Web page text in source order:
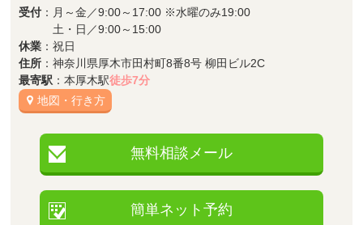
受付 ：月～金／9:00～17:00 ※水曜のみ19:00
土・日／9:00～15:00
休業 ：祝日
住所 ：神奈川県厚木市田村町8番8号 柳田ビル2C
最寄駅 ：本厚木駅徒歩7分
地図・行き方
無料相談メール
簡単ネット予約